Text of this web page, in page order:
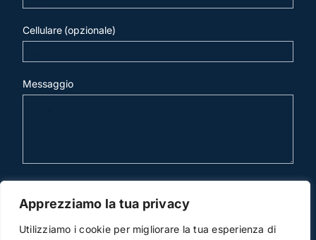
Apprezziamo la tua privacy
Utilizziamo i cookie per migliorare la tua esperienza di
Cellulare (opzionale)
Messaggio
invia mail